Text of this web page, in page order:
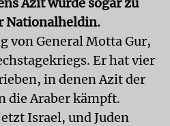
Nationalheldin.
von General Motta Gur,
Er hat vier
in denen Azit der
die Araber kämpft.
Israel, und Juden